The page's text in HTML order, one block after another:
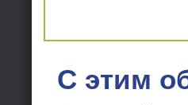
С этим